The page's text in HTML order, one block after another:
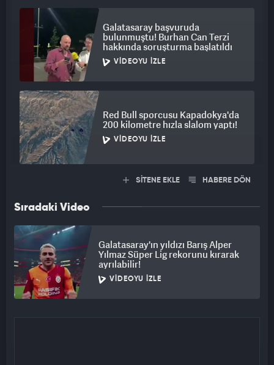
Galatasaray başvuruda
bulunmuştu! Burhan Can Terzi
hakkında soruşturma başlatıldı
VIDEOYU İZLE
Red Bull sporcusu Kapadokya'da
200 kilometre hızla slalom yaptı!
VIDEOYU İZLE
SİTENE EKLE HABERE DÖN
Sıradaki Video
Galatasaray'ın yıldızı Barış Alper
Yılmaz Süper Lig rekorunu kırarak
ayrılabilir!
VIDEOYU İZLE